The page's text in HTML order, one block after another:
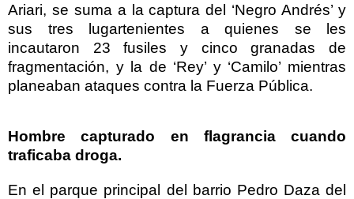
Ariari, se suma a la captura del ‘Negro Andrés’ y
sus tres lugartenientes a quienes se les
incautaron 23 fusiles y cinco granadas de
fragmentación, y la de ‘Rey’ y ‘Camilo’ mientras
planeaban ataques contra la Fuerza Pública.
Hombre capturado en flagrancia cuando
traficaba droga.
En el parque principal del barrio Pedro Daza del